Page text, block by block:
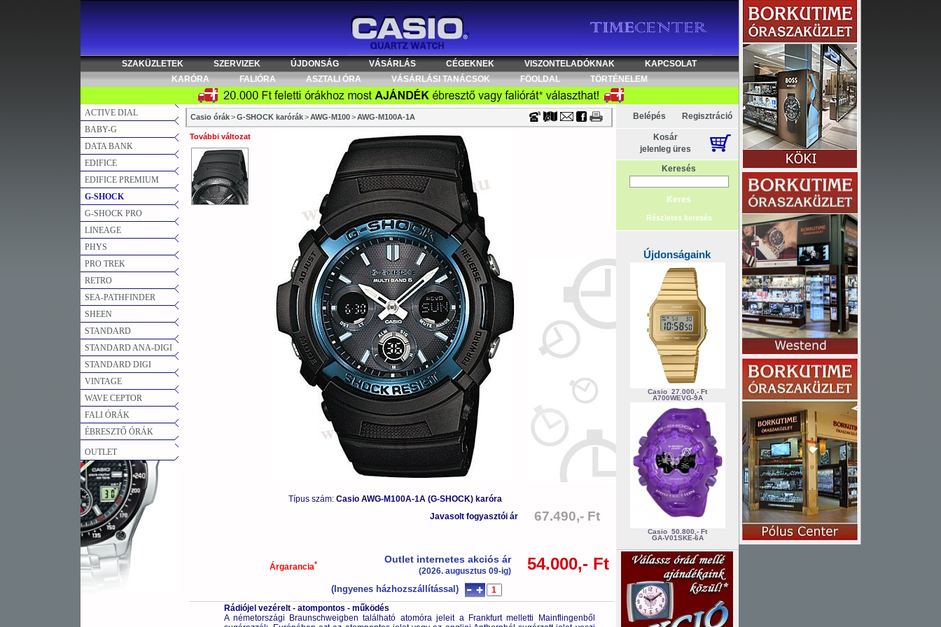
Timecenter
SZAKÜZLETEK SZERVIZEK ÚJDONSÁG VÁSÁRLÁS CÉGEKNEK VISZONTELADÓKNAK
KAPCSOLAT
KARÓRA
FALIÓRA ASZTALI ÓRA VÁSÁRLÁSI TANÁCSOK FÖOLDAL TÖRTÉNELEM
ACTIVE DIAL
BABY-G
DATA BANK
EDIFICE
EDIFICE PREMIUM
G-SHOCK
G-SHOCK PRO
LINEAGE
PHYS
PRO TREK
RETRO
SEA-PATHFINDER
SHEEN
STANDARD
STANDARD ANA-DIGI
STANDARD DIGI
VINTAGE
WAVE CEPTOR
FALI ÓRÁK
ÉBRESZTŐ ÓRÁK
OUTLET
Casio órák > G-SHOCK karórák > AWG-M100 > AWG-M100A-1A
További változat
Típus szám: Casio AWG-M100A-1A (G-SHOCK) karóra
Javasolt fogyasztói ár
67.490,- Ft
Árgarancia* Outlet internetes akciós ár
(2026. augusztus 09-ig) 54.000,- Ft
(Ingyenes házhozszállítással)
Rádiójel vezérelt - atompontos - működés
A németországi Braunschweigben található atomóra jeleit a Frankfurt melletti Mainflingenből
Belépés Regisztráció
Kosár
jelenleg üres
Keresés
Részletes keresés
Újdonságaink
Casio 27.000,- Ft
A700WEVG-9A
Casio 50.800,- Ft
GA-V01SKE-6A